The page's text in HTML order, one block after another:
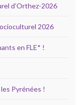
d’Orthez-2026
2026
en FLE* !
Pyrénées !